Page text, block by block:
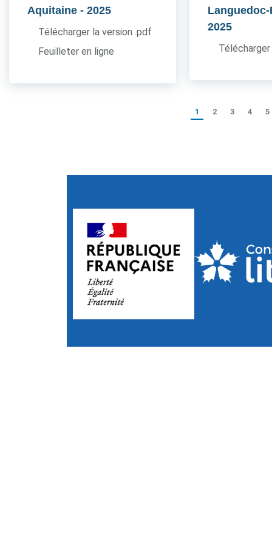
Aquitaine - 2025
Télécharger la version .pdf
Feuilleter en ligne
2025
1 2 3 4 5